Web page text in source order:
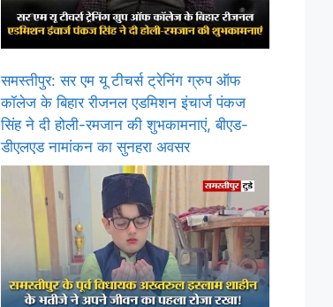
समस्तीपुर: सर एम यू टीचर्स ट्रेनिंग ग्रुप ऑफ
कॉलेज के बिहार रीजनल एडमिशन इंचार्ज पंकज
सिंह ने दी होली-रमजान की शुभकामनाएं, बीएड-
डीएलएड नामांकन का सुनहरा अवसर